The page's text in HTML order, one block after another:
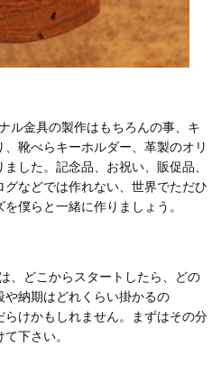
ル金具の製作はもちろんの事、キ
靴べらキーホルダー、革製のオリ
した。記念品、お祝い、販促品、
などでは作れない、世界でただひ
僕らと一緒に作りましょう。
、どこからスタートしたら、どの
納期はどれくらい掛かるの
けかもしれません。まずはその分
下さい。